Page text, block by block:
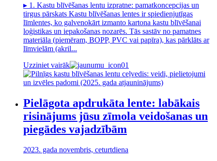
▸ 1. Kastu blīvēšanas lentu izpratne: pamatkoncepcijas un
tirgus pārskats Kastu blīvēšanas lentes ir spiedienjutīgas
līmlentes, ko galvenokārt izmanto kartona kastu blīvēšanai
loģistikas un iepakošanas nozarēs. Tās sastāv no pamatnes
materiāla (piemēram, BOPP, PVC vai papīra), kas pārklāts ar
līmvielām (akril...
Uzziniet vairāk
Pielāgota apdrukāta lente: labākais
risinājums jūsu zīmola veidošanas un
piegādes vajadzībām
2023. gada novembris, ceturtdiena